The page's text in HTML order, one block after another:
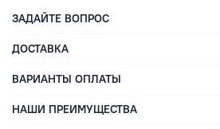
ЗАДАЙТЕ ВОПРОС
ДОСТАВКА
ВАРИАНТЫ ОПЛАТЫ
НАШИ ПРЕИМУЩЕСТВА